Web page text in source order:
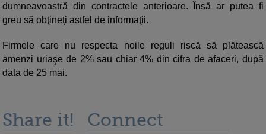
dumneavoastră din contractele anterioare. Însă ar putea fi
greu să obţineţi astfel de informaţii.
Firmele care nu respecta noile reguli riscă să plătească
amenzi uriaşe de 2% sau chiar 4% din cifra de afaceri, după
data de 25 mai.
Share it! Connect